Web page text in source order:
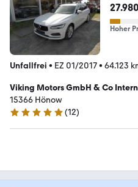
Hoher
Unfallfrei • EZ 01/2017• 64.123
Viking Motors GmbH & Co
15366 Hönow
5 Sterne
(12)